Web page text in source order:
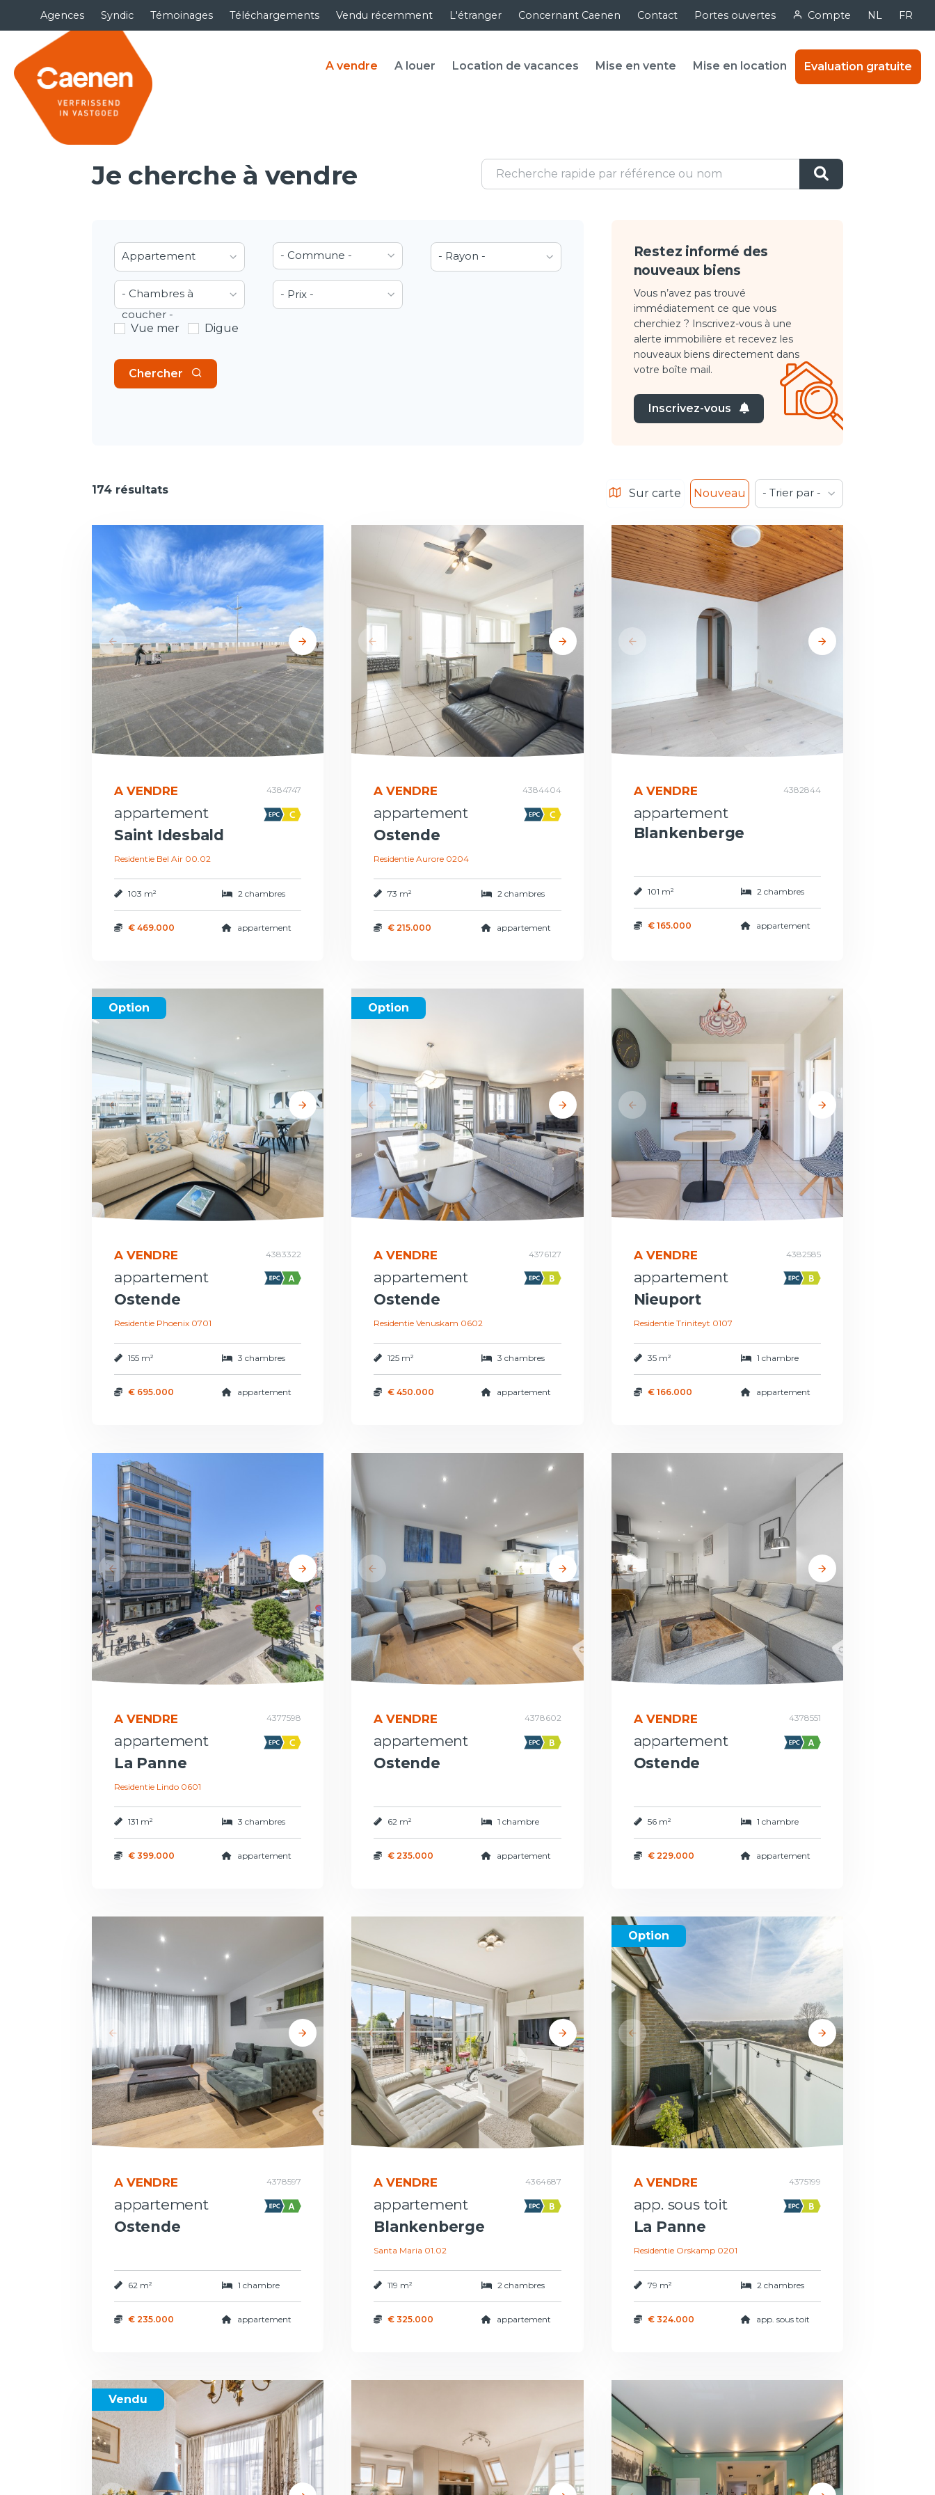
Agences Syndic Témoinages Téléchargements Vendu récemment L'étranger Concernant Caenen Contact Portes ouvertes Compte NL FR
A vendre A louer Location de vacances Mise en vente Mise en location Evaluation gratuite
Je cherche à vendre
Appartement - Commune - - Rayon -
- Chambres à
coucher -
- Prix -
Vue mer Digue
Chercher
Restez informé des
nouveaux biens
Vous n’avez pas trouvé
immédiatement ce que vous
cherchiez ? Inscrivez-vous à une
alerte immobilière et recevez les
nouveaux biens directement dans
votre boîte mail.
Inscrivez-vous
174 résultats Sur carte Nouveau - Trier par -
A VENDRE 4384747
appartement
Saint Idesbald
Residentie Bel Air 00.02
103 m² 2 chambres
€ 469.000 appartement
A VENDRE 4384404
appartement
Ostende
Residentie Aurore 0204
73 m² 2 chambres
€ 215.000 appartement
A VENDRE 4382844
appartement
Blankenberge
101 m² 2 chambres
€ 165.000 appartement
Option
A VENDRE 4383322
appartement
Ostende
Residentie Phoenix 0701
155 m² 3 chambres
€ 695.000 appartement
Option
A VENDRE 4376127
appartement
Ostende
Residentie Venuskam 0602
125 m² 3 chambres
€ 450.000 appartement
A VENDRE 4382585
appartement
Nieuport
Residentie Triniteyt 0107
35 m² 1 chambre
€ 166.000 appartement
A VENDRE 4377598
appartement
La Panne
Residentie Lindo 0601
131 m² 3 chambres
€ 399.000 appartement
A VENDRE 4378602
appartement
Ostende
62 m² 1 chambre
€ 235.000 appartement
A VENDRE 4378551
appartement
Ostende
56 m² 1 chambre
€ 229.000 appartement
A VENDRE 4378597
appartement
Ostende
62 m² 1 chambre
€ 235.000 appartement
A VENDRE 4364687
appartement
Blankenberge
Santa Maria 01.02
119 m² 2 chambres
€ 325.000 appartement
Option
A VENDRE 4375199
app. sous toit
La Panne
Residentie Orskamp 0201
79 m² 2 chambres
€ 324.000 app. sous toit
Vendu